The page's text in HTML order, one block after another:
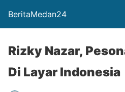
BeritaMedan24
Rizky Nazar,
Di Layar Indonesia